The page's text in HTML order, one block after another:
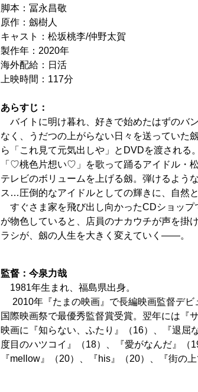
脚本：冨永昌敬
原作：劔樹人
キャスト：松坂桃李/仲野太賀
製作年：2020年
海外配給：日活
上映時間：117分
あらすじ：
バイトに明け暮れ、好きで始めたはずのバ
なく、うだつの上がらない日々を送っていた
ら「これ見て元気出しや」とDVDを渡される
「♡桃色片想い♡」を歌って踊るアイドル・
テレビのボリュームを上げる劔。弾けるよう
ス…圧倒的なアイドルとしての輝きに、自然と
すぐさま家を飛び出し向かったCDショップ
が物色していると、店員のナカウチが声を掛
ラシが、劔の人生を大きく変えていく――。
監督：今泉力哉
1981年生まれ、福島県出身。
2010年『たまの映画』で長編映画監督デビ
国際映画祭で最優秀監督賞受賞。翌年には『
映画に『知らない、ふたり』（16）、『退屈
度目のハツコイ』（18）、『愛がなんだ』（
『mellow』（20）、『his』（20）、『街の上